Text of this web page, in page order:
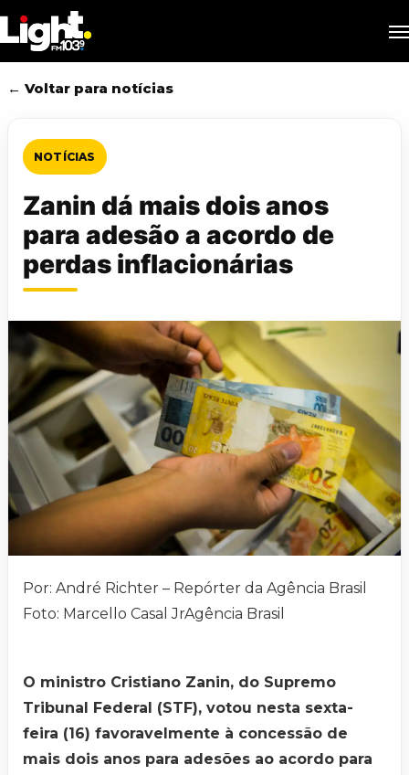
to
main
content
← Voltar para notícias
NOTÍCIAS
Zanin dá mais dois anos
para adesão a acordo de
perdas inflacionárias
Por: André Richter – Repórter da Agência Brasil
Foto: Marcello Casal JrAgência Brasil
O ministro Cristiano Zanin, do Supremo
Tribunal Federal (STF), votou nesta sexta-
feira (16) favoravelmente à concessão de
mais dois anos para adesões ao acordo para